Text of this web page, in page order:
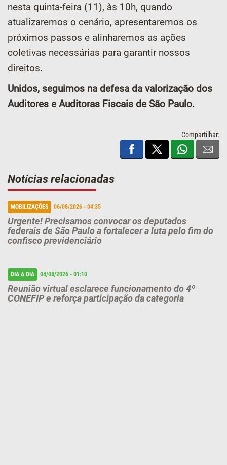
nesta quinta-feira (11), às 10h, quando
atualizaremos o cenário, apresentaremos os
próximos passos e alinharemos as ações
coletivas necessárias para garantir nossos
direitos.
Unidos, seguimos na defesa da valorização dos
Auditores e Auditoras Fiscais de São Paulo.
Compartilhar:
Notícias relacionadas
MOBILIZAÇÕES 06/08/2026 - 04:35
Urgente! Precisamos convocar os deputados
federais de São Paulo a fortalecer a luta pelo fim do
confisco previdenciário
DIA A DIA 04/08/2026 - 01:10
Reunião virtual esclarece funcionamento do 4º
CONEFIP e reforça participação da categoria